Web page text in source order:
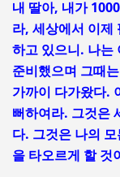
내 딸아, 내가
라, 세상에서 이제
하고 있으니. 나는
준비했으며 그때
가까이 다가왔다.
뻐하여라. 그것은
다. 그것은 나의
을 타오르게 할 것